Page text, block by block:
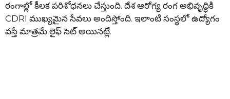
రంగాల్లో కీలక పరిశోధనలు చేస్తుంది. దేశ ఆరోగ్య రంగ అభివృద్ధికి
CDRI ముఖ్యమైన సేవలు అందిస్తోంది. ఇలాంటి సంస్థలో ఉద్యోగం
వస్తే మాత్రమే లైఫ్ సెట్ అయినట్లే.